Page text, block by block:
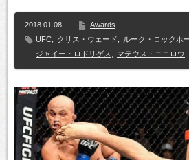
2018.01.08
Awards
UFC
クリス・ウェード ルーク・ロックホ
ジャイー・ロドリゲス
マテウス・ニコロウ